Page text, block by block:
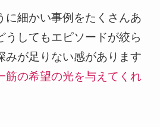
に細かい事例をたくさんあ
うしてもエピソードが絞ら
みが足りない感があります
筋の希望の光を与えてくれ